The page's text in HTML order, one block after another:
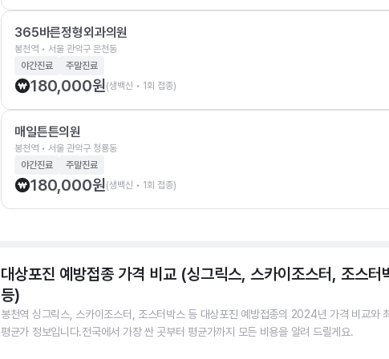
365바른정형외과의원
봉천역 • 서울 관악구 은천동
야간진료
주말진료
180,000원(생백신 • 1회 접종)
매일튼튼의원
봉천역 • 서울 관악구 청룡동
야간진료
주말진료
180,000원(생백신 • 1회 접종)
대상포진 예방접종 가격 비교 (싱그릭스, 스카이조스터, 조스터
등)
봉천역 싱그릭스, 스카이조스터, 조스터박스 등 대상포진 예방접종의 2024년 가격 비교와
평균가 정보입니다.전국에서 가장 싼 곳부터 평균가까지 모든 비용을 알려 드릴게요.